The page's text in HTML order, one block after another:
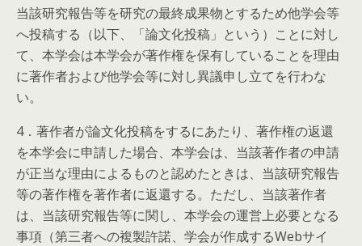
当該研究報告等を研究の最終成果物とするため他学会等
へ投稿する（以下、「論文化投稿」という）ことに対し
て、本学会は本学会が著作権を保有していることを理由
に著作者および他学会等に対し異議申し立てを行わな
い。
4．著作者が論文化投稿をするにあたり、著作権の返還
を本学会に申請した場合、本学会は、当該著作者の申請
が正当な理由によるものと認めたときは、当該研究報告
等の著作権を著作者に返還する。ただし、当該著作者
は、当該研究報告等に関し、本学会の運営上必要となる
事項（第三者への複製許諾、学会が作成するWebサイ